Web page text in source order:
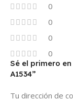
0
0
0
0
Sé el primero en
A1534”
Tu dirección de